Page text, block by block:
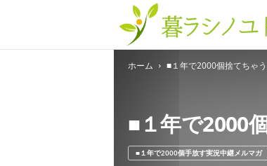
ホーム ■１年で2000個捨てちゃ
■１年で2000
■１年で2000個手放す実況中継メルマガ